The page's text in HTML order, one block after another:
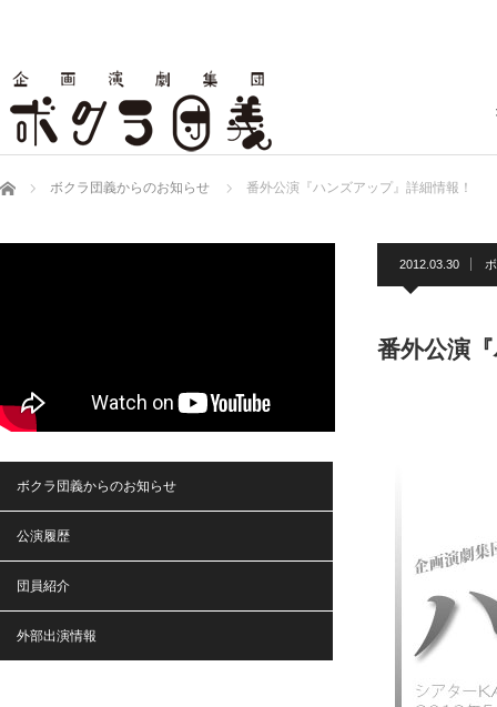
ホーム ボクラ団義からのお知らせ 番外公演『ハンズアップ』詳細情報！
2012.03.30
番外公演
ボクラ団義からのお知らせ
公演履歴
団員紹介
外部出演情報